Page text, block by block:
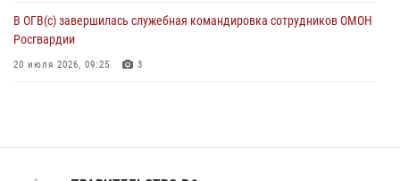
В ОГВ(с) завершилась служебная командировка сотрудников ОМОН
Росгвардии
20 июля 2026, 09:25 3